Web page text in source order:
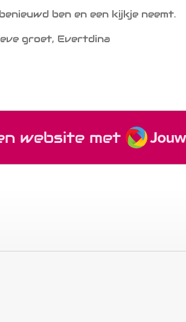
ben en een kijkje neemt.
groet, Evertdina
website met